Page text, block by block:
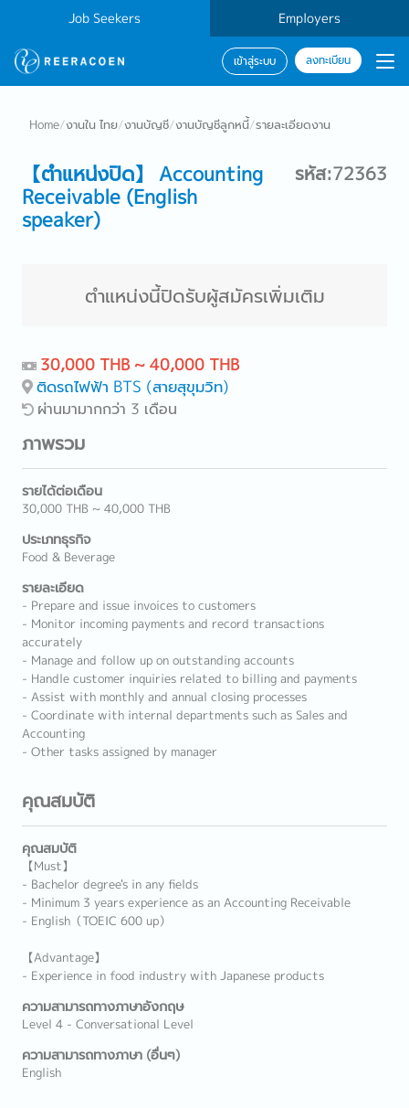
Job Seekers Employers
เข้าสู่ระบบ ลงทะเบียน
Home/งานใน ไทย/งานบัญชี/งานบัญชีลูกหนี้/รายละเอียดงาน
【ตำแหน่งปิด】 Accounting
Receivable (English
speaker)
รหัส:72363
ตำแหน่งนี้ปิดรับผู้สมัครเพิ่มเติม
30,000 THB ~ 40,000 THB
ติดรถไฟฟ้า BTS (สายสุขุมวิท)
ผ่านมามากกว่า 3 เดือน
ภาพรวม
รายได้ต่อเดือน
30,000 THB ~ 40,000 THB
ประเภทธุรกิจ
Food & Beverage
รายละเอียด
- Prepare and issue invoices to customers
- Monitor incoming payments and record transactions
accurately
- Manage and follow up on outstanding accounts
- Handle customer inquiries related to billing and payments
- Assist with monthly and annual closing processes
- Coordinate with internal departments such as Sales and
Accounting
- Other tasks assigned by manager
คุณสมบัติ
คุณสมบัติ
【Must】
- Bachelor degree's in any fields
- Minimum 3 years experience as an Accounting Receivable
- English（TOEIC 600 up）
【Advantage】
- Experience in food industry with Japanese products
ความสามารถทางภาษาอังกฤษ
Level 4 - Conversational Level
ความสามารถทางภาษา (อื่นๆ)
English